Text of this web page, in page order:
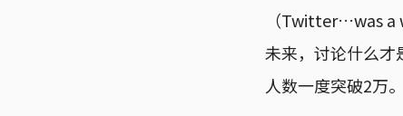
（Twitter…was a
未来，讨论什么
人数一度突破2万。